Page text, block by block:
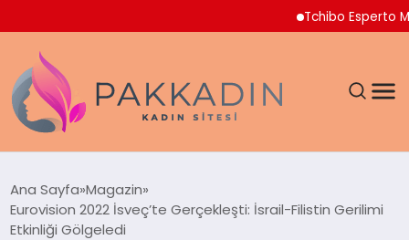
Tchibo Esperto Mini
KADIN
Ana Sayfa Magazin
Eurovision 2022 İsveç’te Gerçekleşti: İsrail-Filistin Gerilimi
Etkinliği Gölgeledi